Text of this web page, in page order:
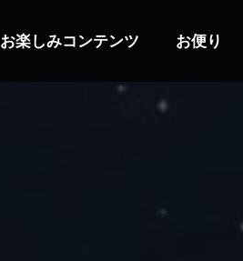
お楽しみコンテンツ お便り